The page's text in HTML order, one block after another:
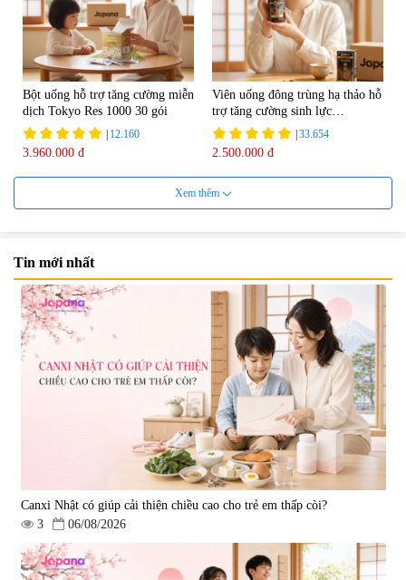
Bột uống hỗ trợ tăng cường miễn
dịch Tokyo Res 1000 30 gói
12.160
3.960.000 đ
Viên uống đông trùng hạ thảo hỗ
trợ tăng cường sinh lực
Tohchukasou Premium Yo
Group 180 viên - Date 08/2027
33.654
2.500.000 đ
Mặt Nạ Nichiei Bussan Nano
NMN+ 3D Face Mask Luxury (8
miếng)
|0
Viên uống bổ não Ribeto Shoji
Ichoha Ekisu Plus - 90 viên
57.920
1.450.000 đ
Xem thêm
Tin mới nhất
Canxi Nhật có giúp cải thiện chiều cao cho trẻ em thấp còi?
3
06/08/2026